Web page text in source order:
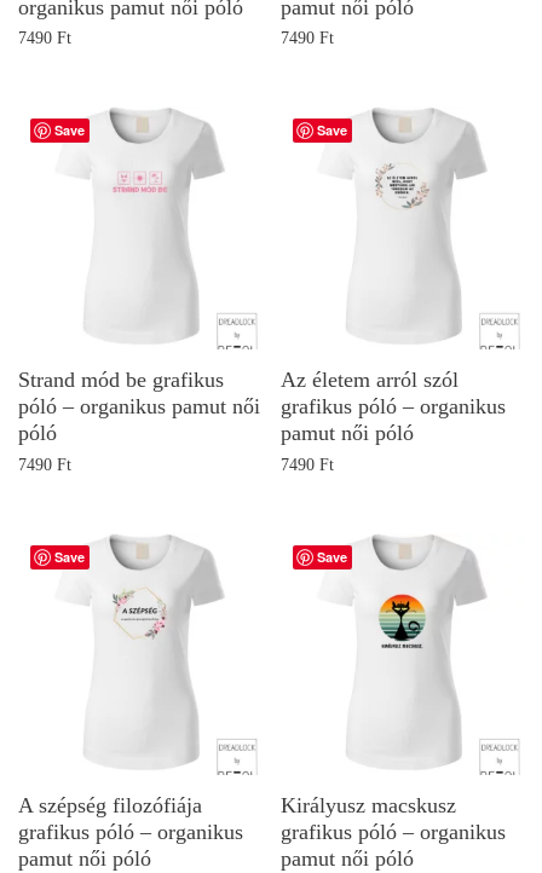
organikus pamut női póló
7490 Ft
pamut női póló
7490Ft
Save
Strand mód be grafikus
póló – organikus pamut női
póló
7490 Ft
Save
Az életem arról szól
grafikus póló – organikus
pamut női póló
7490Ft
Save
A szépség filozófiája
grafikus póló – organikus
pamut női póló
Save
Királyusz macskusz
grafikus póló – organikus
pamut női póló